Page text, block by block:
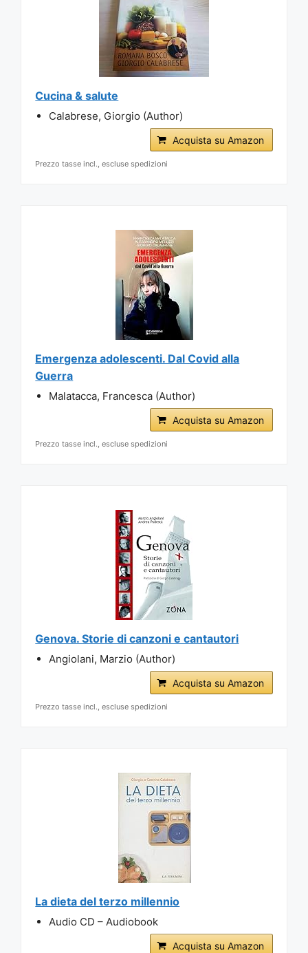
Cucina & salute
Calabrese, Giorgio (Author)
Acquista su Amazon
Prezzo tasse incl., escluse spedizioni
Emergenza adolescenti. Dal Covid alla
Guerra
Malatacca, Francesca (Author)
Acquista su Amazon
Prezzo tasse incl., escluse spedizioni
Genova. Storie di canzoni e cantautori
Angiolani, Marzio (Author)
Acquista su Amazon
Prezzo tasse incl., escluse spedizioni
La dieta del terzo millennio
Audio CD – Audiobook
Acquista su Amazon